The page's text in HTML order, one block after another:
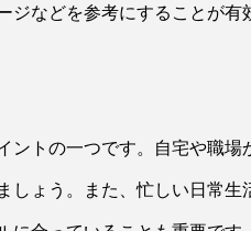
などを参考にすることが有
ントの一つです。自宅や職場
しょう。また、忙しい日常生